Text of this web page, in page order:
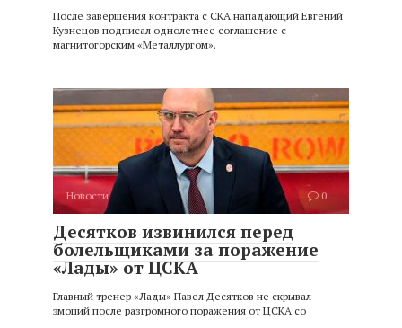
После завершения контракта с СКА нападающий Евгений
Кузнецов подписал однолетнее соглашение с
магнитогорским «Металлургом».
Новости 0
Десятков извинился перед
болельщиками за поражение
«Лады» от ЦСКА
Главный тренер «Лады» Павел Десятков не скрывал
эмоций после разгромного поражения от ЦСКА со